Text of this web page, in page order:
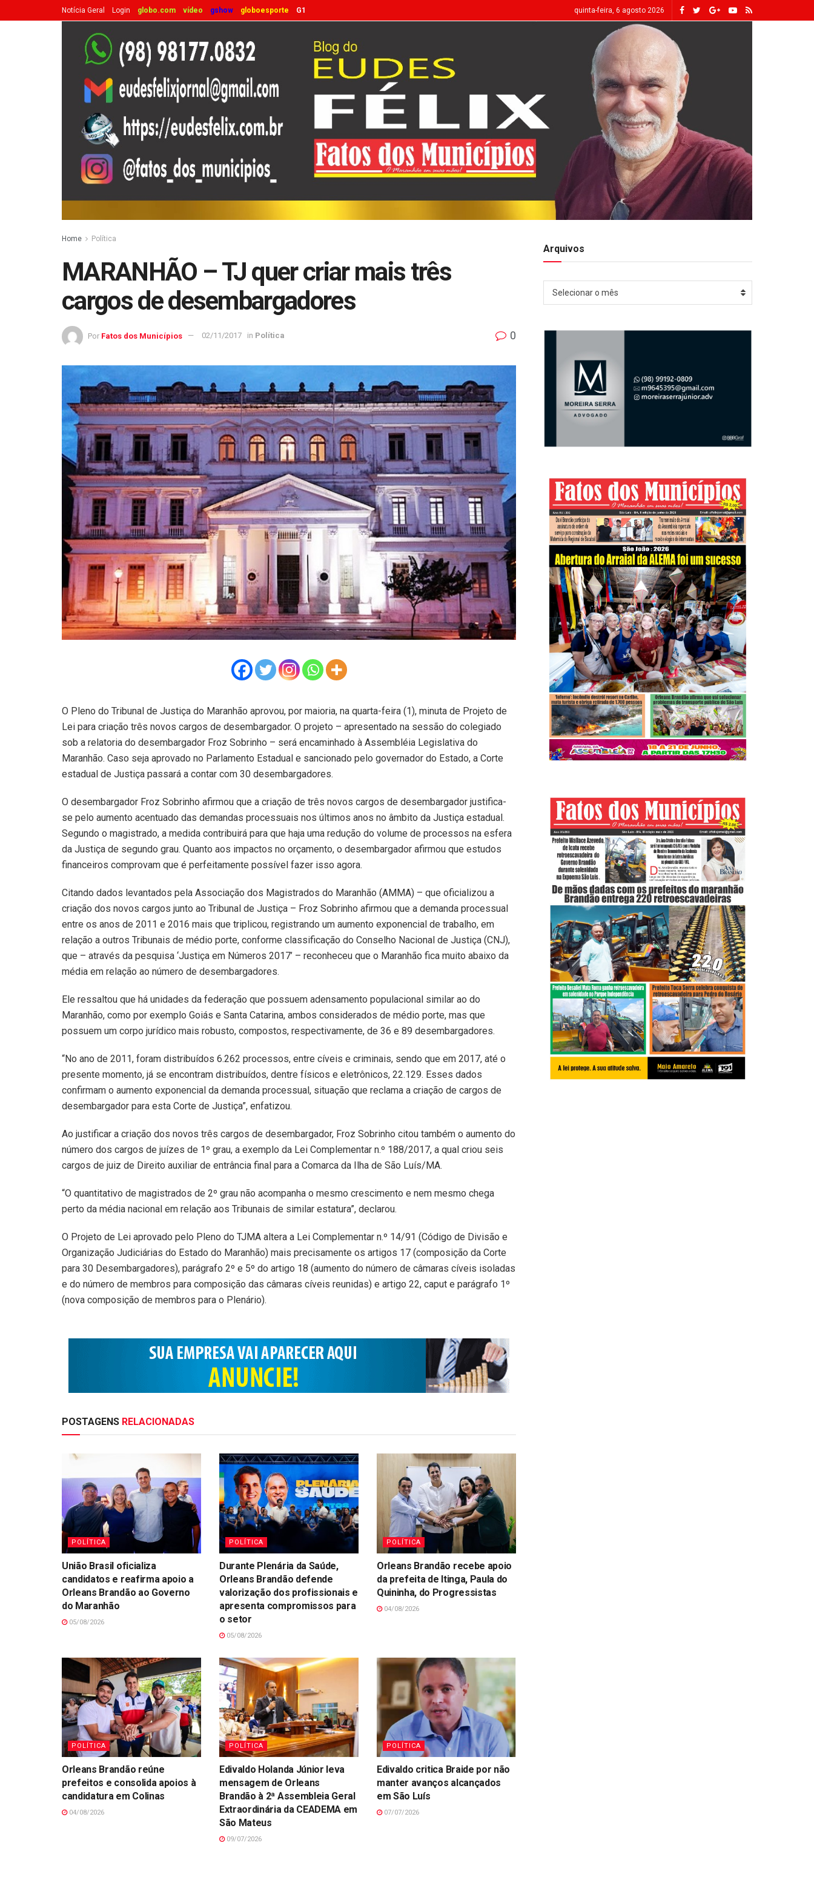
Notícia Geral Login globo.com vídeo gshow globoesporte G1 quinta-feira, 6 agosto 2026
Home Política
MARANHÃO – TJ quer criar mais três
cargos de desembargadores
Por Fatos dos Municípios 02/11/2017 in Política 0
O Pleno do Tribunal de Justiça do Maranhão aprovou, por maioria, na quarta-feira (1), minuta de Projeto de
Lei para criação três novos cargos de desembargador. O projeto – apresentado na sessão do colegiado
sob a relatoria do desembargador Froz Sobrinho – será encaminhado à Assembléia Legislativa do
Maranhão. Caso seja aprovado no Parlamento Estadual e sancionado pelo governador do Estado, a Corte
estadual de Justiça passará a contar com 30 desembargadores.
O desembargador Froz Sobrinho afirmou que a criação de três novos cargos de desembargador justifica-
se pelo aumento acentuado das demandas processuais nos últimos anos no âmbito da Justiça estadual.
Segundo o magistrado, a medida contribuirá para que haja uma redução do volume de processos na esfera
da Justiça de segundo grau. Quanto aos impactos no orçamento, o desembargador afirmou que estudos
financeiros comprovam que é perfeitamente possível fazer isso agora.
Citando dados levantados pela Associação dos Magistrados do Maranhão (AMMA) – que oficializou a
criação dos novos cargos junto ao Tribunal de Justiça – Froz Sobrinho afirmou que a demanda processual
entre os anos de 2011 e 2016 mais que triplicou, registrando um aumento exponencial de trabalho, em
relação a outros Tribunais de médio porte, conforme classificação do Conselho Nacional de Justiça (CNJ),
que – através da pesquisa ‘Justiça em Números 2017’ – reconheceu que o Maranhão fica muito abaixo da
média em relação ao número de desembargadores.
Ele ressaltou que há unidades da federação que possuem adensamento populacional similar ao do
Maranhão, como por exemplo Goiás e Santa Catarina, ambos considerados de médio porte, mas que
possuem um corpo jurídico mais robusto, compostos, respectivamente, de 36 e 89 desembargadores.
“No ano de 2011, foram distribuídos 6.262 processos, entre cíveis e criminais, sendo que em 2017, até o
presente momento, já se encontram distribuídos, dentre físicos e eletrônicos, 22.129. Esses dados
confirmam o aumento exponencial da demanda processual, situação que reclama a criação de cargos de
desembargador para esta Corte de Justiça”, enfatizou.
Ao justificar a criação dos novos três cargos de desembargador, Froz Sobrinho citou também o aumento do
número dos cargos de juízes de 1º grau, a exemplo da Lei Complementar n.º 188/2017, a qual criou seis
cargos de juiz de Direito auxiliar de entrância final para a Comarca da Ilha de São Luís/MA.
“O quantitativo de magistrados de 2º grau não acompanha o mesmo crescimento e nem mesmo chega
perto da média nacional em relação aos Tribunais de similar estatura”, declarou.
O Projeto de Lei aprovado pelo Pleno do TJMA altera a Lei Complementar n.º 14/91 (Código de Divisão e
Organização Judiciárias do Estado do Maranhão) mais precisamente os artigos 17 (composição da Corte
para 30 Desembargadores), parágrafo 2º e 5º do artigo 18 (aumento do número de câmaras cíveis isoladas
e do número de membros para composição das câmaras cíveis reunidas) e artigo 22, caput e parágrafo 1º
(nova composição de membros para o Plenário).
POSTAGENS RELACIONADAS
POLÍTICA
União Brasil oficializa
candidatos e reafirma apoio a
Orleans Brandão ao Governo
do Maranhão
05/08/2026
POLÍTICA
Durante Plenária da Saúde,
Orleans Brandão defende
valorização dos profissionais e
apresenta compromissos para
o setor
05/08/2026
POLÍTICA
Orleans Brandão recebe apoio
da prefeita de Itinga, Paula do
Quininha, do Progressistas
04/08/2026
POLÍTICA
Orleans Brandão reúne
prefeitos e consolida apoios à
candidatura em Colinas
04/08/2026
POLÍTICA
Edivaldo Holanda Júnior leva
mensagem de Orleans
Brandão à 2ª Assembleia Geral
Extraordinária da CEADEMA em
São Mateus
09/07/2026
POLÍTICA
Edivaldo critica Braide por não
manter avanços alcançados
em São Luís
07/07/2026
Arquivos
Arquivos
Selecionar o mês